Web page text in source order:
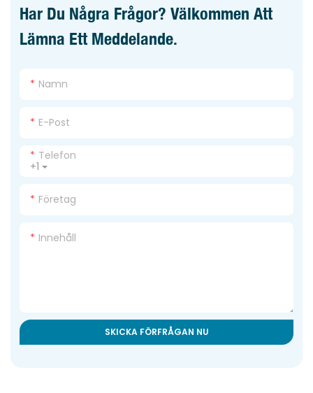
Har Du Några Frågor? Välkommen Att
Lämna Ett Meddelande.
Namn
E-Post
+1
Telefon
Företag
Innehåll
SKICKA FÖRFRÅGAN NU